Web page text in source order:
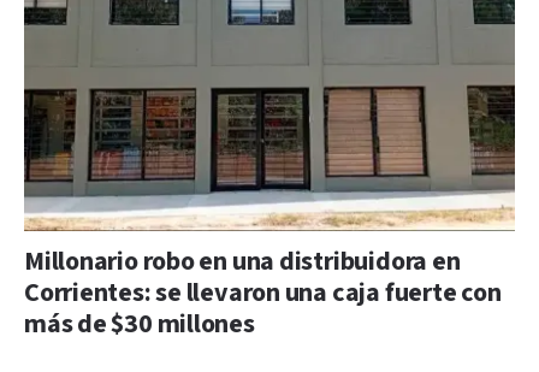
Millonario robo en una distribuidora en
Corrientes: se llevaron una caja fuerte con
más de $30 millones